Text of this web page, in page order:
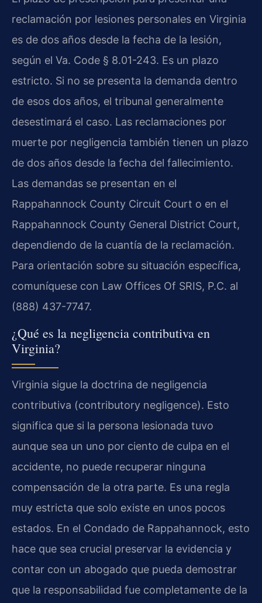
reclamación por lesiones personales en Virginia
es de dos años desde la fecha de la lesión,
según el Va. Code § 8.01-243. Es un plazo
estricto. Si no se presenta la demanda dentro
de esos dos años, el tribunal generalmente
desestimará el caso. Las reclamaciones por
muerte por negligencia también tienen un plazo
de dos años desde la fecha del fallecimiento.
Las demandas se presentan en el
Rappahannock County Circuit Court o en el
Rappahannock County General District Court,
dependiendo de la cuantía de la reclamación.
Para orientación sobre su situación específica,
comuníquese con Law Offices Of SRIS, P.C. al
(888) 437-7747.
¿Qué es la negligencia contributiva en
Virginia?
Virginia sigue la doctrina de negligencia
contributiva (contributory negligence). Esto
significa que si la persona lesionada tuvo
aunque sea un uno por ciento de culpa en el
accidente, no puede recuperar ninguna
compensación de la otra parte. Es una regla
muy estricta que solo existe en unos pocos
estados. En el Condado de Rappahannock, esto
hace que sea crucial preservar la evidencia y
contar con un abogado que pueda demostrar
que la responsabilidad fue completamente de la